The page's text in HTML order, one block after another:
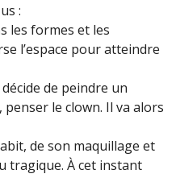
:
les formes et les
l’espace pour atteindre
de peindre un
le clown. Il va alors
de son maquillage et
tragique. À cet instant